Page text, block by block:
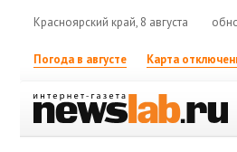
Красноярский край, 8 августа
Погода в августе Карта